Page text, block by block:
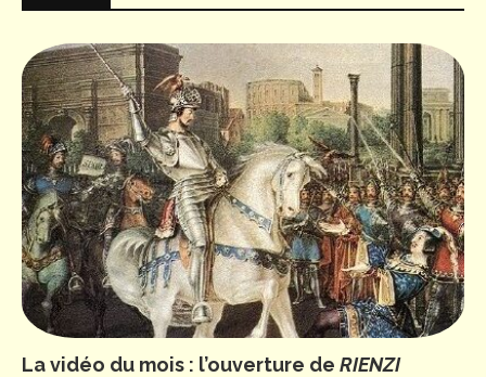
La vidéo du mois : l’ouverture de RIENZI